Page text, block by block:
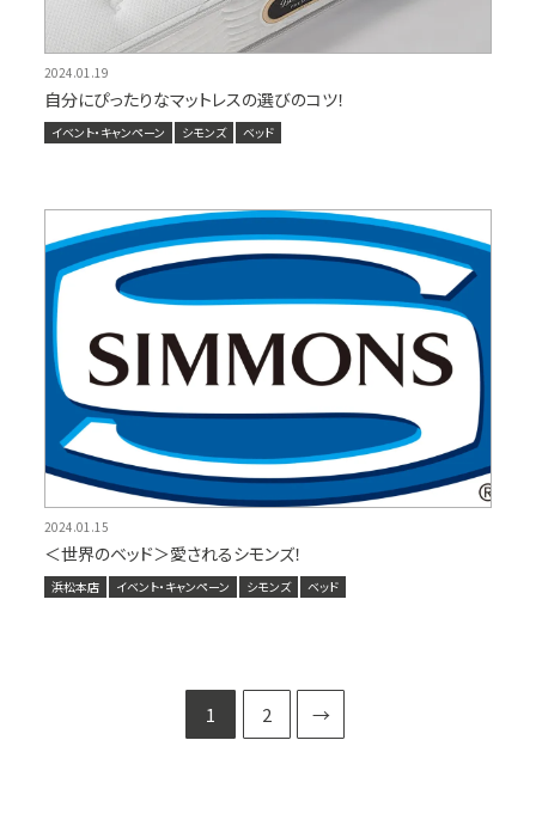
2024.01.19
自分にぴったりなマットレスの選びのコツ！
イベント・キャンペーン シモンズ ベッド
2024.01.15
＜世界のベッド＞愛されるシモンズ！
浜松本店 イベント・キャンペーン シモンズ ベッド
1 2 →